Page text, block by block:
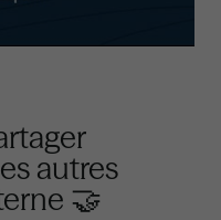
autres
🤝